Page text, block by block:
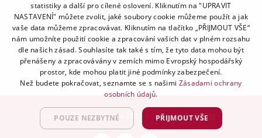
Kontakt
Naše odborné divize
Naše pobočky
Zásady zpracování osobních údajů
Všeobecné podmínky
Kodex chování
Blog
Advantage Consulting, s.r.o. 2021 | created byA-WebSys
statistiky a další pro cílené oslovení. Kliknutím na "UPRAVIT
NASTAVENÍ" můžete zvolit, jaké soubory cookie můžeme použít a jak
vaše data můžeme zpracovávat. Kliknutím na tlačítko „PŘIJMOUT VŠE“
nám umožníte použití cookie a zpracování vašich dat v plném rozsahu
dle našich zásad. Souhlasíte tak také s tím, že tyto data mohou být
přenášeny a zpracovávány v zemích mimo Evropský hospodářský
prostor, kde mohou platit jiné podmínky zabezpečení.
Než budete pokračovat, seznamte se s našimi Zásadami ochrany
osobních údajů.
PŘIJMOUT VŠE
POUZE NEZBYTNÉ